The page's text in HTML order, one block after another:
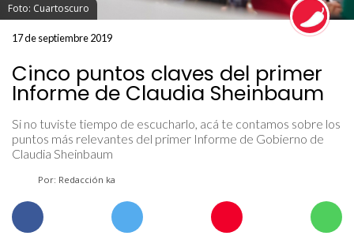
Foto: Cuartoscuro
17 de septiembre 2019
Cinco puntos claves del primer
Informe de Claudia Sheinbaum
Si no tuviste tiempo de escucharlo, acá te contamos sobre los
puntos más relevantes del primer Informe de Gobierno de
Claudia Sheinbaum
Por: Redacción ka